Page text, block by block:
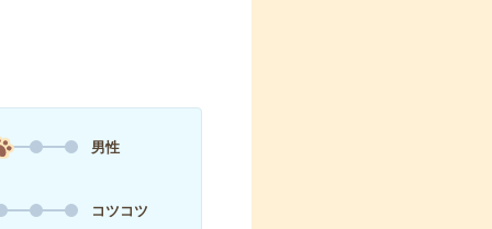
男性
コツコツ